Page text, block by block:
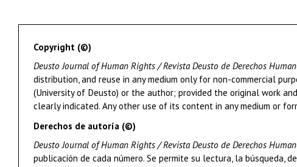
Copyright (©)
Deusto Journal of Human Rights / Revista Deusto de Derechos
distribution, and reuse in any medium only for non-commercial
(University of Deusto) or the author; provided the original work
clearly indicated. Any other use of its content in any medium or
Derechos de autoría (©)
Deusto Journal of Human Rights / Revista Deusto de Derechos
publicación de cada número. Se permite su lectura, la búsqueda,